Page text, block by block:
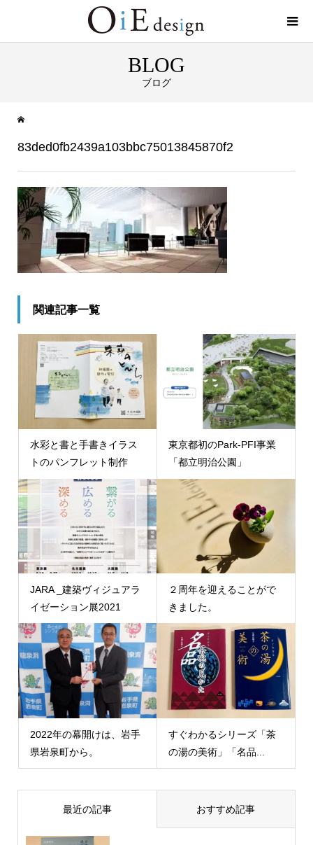
BLOG
ブログ
83ded0fb2439a103bbc75013845870f2
関連記事一覧
水彩と書と手書きイラス
トのパンフレット制作
東京都初のPark-PFI事業
「都立明治公園」
JARA _建築ヴィジュアラ
イゼーション展2021
２周年を迎えることがで
きました。
2022年の幕開けは、岩手
県岩泉町から。
すぐわかるシリーズ「茶
の湯の美術」「名品...
最近の記事 おすすめ記事